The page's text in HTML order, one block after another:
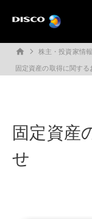
home 株主・投資家情報
固定資産の取得に関する
固定資産
せ